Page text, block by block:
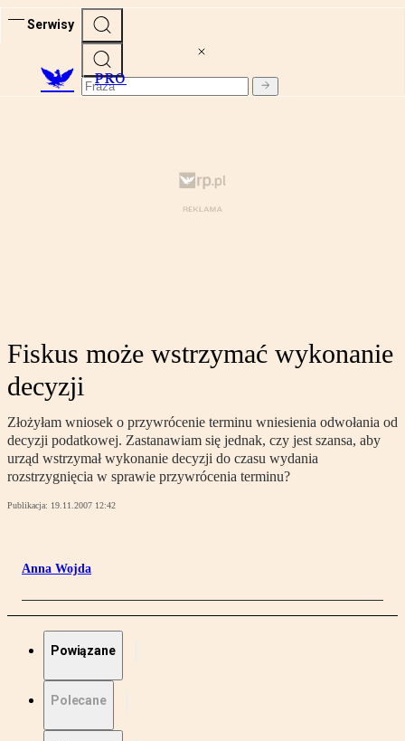
Serwisy
PRO
Fiskus może wstrzymać wykonanie
decyzji
Złożyłam wniosek o przywrócenie terminu wniesienia odwołania od
decyzji podatkowej. Zastanawiam się jednak, czy jest szansa, aby
urząd wstrzymał wykonanie decyzji do czasu wydania
rozstrzygnięcia w sprawie przywrócenia terminu?
Publikacja: 19.11.2007 12:42
Anna Wojda
Powiązane
Polecane